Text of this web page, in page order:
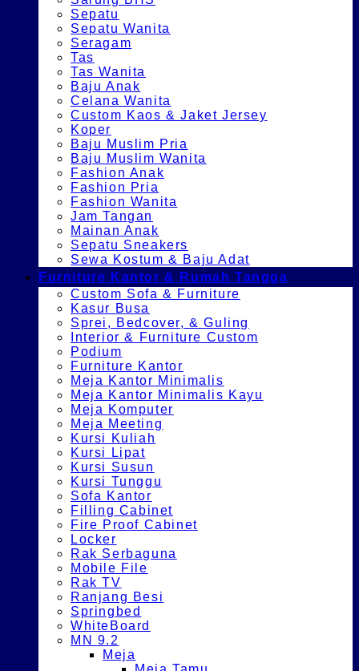
Sepatu
Sepatu Wanita
Seragam
Tas
Tas Wanita
Baju Anak
Celana Wanita
Custom Kaos & Jaket Jersey
Koper
Baju Muslim Pria
Baju Muslim Wanita
Fashion Anak
Fashion Pria
Fashion Wanita
Jam Tangan
Mainan Anak
Sepatu Sneakers
Sewa Kostum & Baju Adat
Furniture Kantor & Rumah Tangga
Custom Sofa & Furniture
Kasur Busa
Sprei, Bedcover, & Guling
Interior & Furniture Custom
Podium
Furniture Kantor
Meja Kantor Minimalis
Meja Kantor Minimalis Kayu
Meja Komputer
Meja Meeting
Kursi Kuliah
Kursi Lipat
Kursi Susun
Kursi Tunggu
Sofa Kantor
Filling Cabinet
Fire Proof Cabinet
Locker
Rak Serbaguna
Mobile File
Rak TV
Ranjang Besi
Springbed
WhiteBoard
MN 9.2
Meja